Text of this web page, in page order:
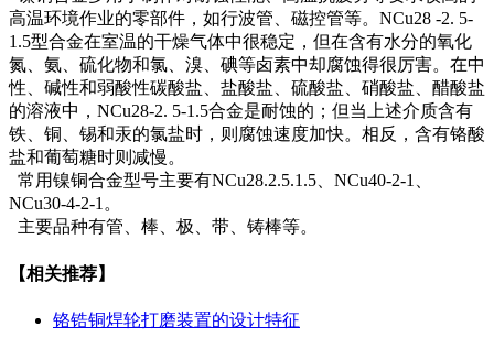
高温环境作业的零部件，如行波管、磁控管等。NCu28 -2. 5-
1.5型合金在室温的干燥气体中很稳定，但在含有水分的氧化
氮、氨、硫化物和氯、溴、碘等卤素中却腐蚀得很厉害。在中
性、碱性和弱酸性碳酸盐、盐酸盐、硫酸盐、硝酸盐、醋酸盐
的溶液中，NCu28-2. 5-1.5合金是耐蚀的；但当上述介质含有
铁、铜、锡和汞的氯盐时，则腐蚀速度加快。相反，含有铬酸
盐和葡萄糖时则减慢。
常用镍铜合金型号主要有NCu28.2.5.1.5、NCu40-2-1、
NCu30-4-2-1。
主要品种有管、棒、极、带、铸棒等。
【相关推荐】
铬锆铜焊轮打磨装置的设计特征